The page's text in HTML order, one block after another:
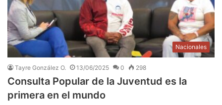
Nacionales
Tayre González O. 13/06/2025 0 298
Consulta Popular de la Juventud es la
primera en el mundo